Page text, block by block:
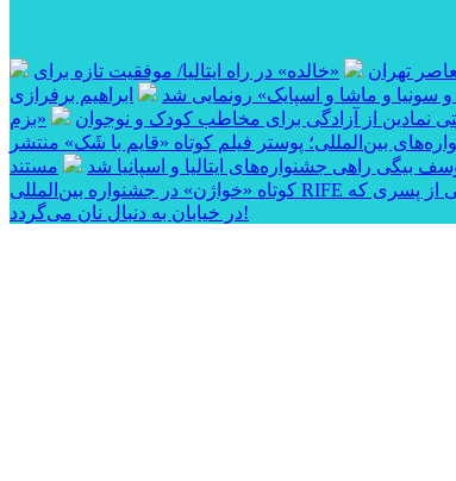
تهران
«خالده» در راه ایتالیا/ موفقیت تازه برای
و سونیا و ماشا و اسپایک» رونمایی شد
ابراهیم برفرازی
نمادین از آزادگی برای مخاطب کودک و نوجوان
«بزم
بین‌المللی؛ پوستر فیلم کوتاه «قایم با شَک» منتشر
بیگی راهی جشنواره‌های ایتالیا و اسپانیا شد
مستند
از پسری که
در خیابان به دنبال نان می‌گردد!